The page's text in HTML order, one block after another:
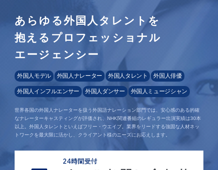
あらゆる外国人タレントを
抱えるプロフェッショナル
エージェンシー
外国人モデル 外国人ナレーター 外国人タレント 外国人俳優
外国人インフルエンサー 外国人ダンサー 外国人ミュージシャン
世界各国の外国人ナレーターを扱う外国語ナレーション部門では、安心感のある的確
なナレーターキャスティングが評価され、NHK関連番組のレギュラー出演実績は30本
以上。外国人タレントといえばフリー・ウエイブ。業界をリードする強固な人材ネッ
トワークを最大限に活かし、クライアント様のニーズにお応えします。